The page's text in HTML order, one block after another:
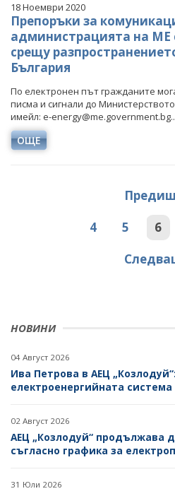
НОВИНИ
04 Август 2026
Ива Петрова в АЕЦ
електроенергийната
02 Август 2026
АЕЦ „Козлодуй“ продължава
съгласно графика за
31 Юли 2026
18 Ноември 2020
Препоръки за
администрацията на МЕ
срещу
България
По електронен път гражданите
писма и сигнали до
имейл: e-
ОЩЕ
4
5 6